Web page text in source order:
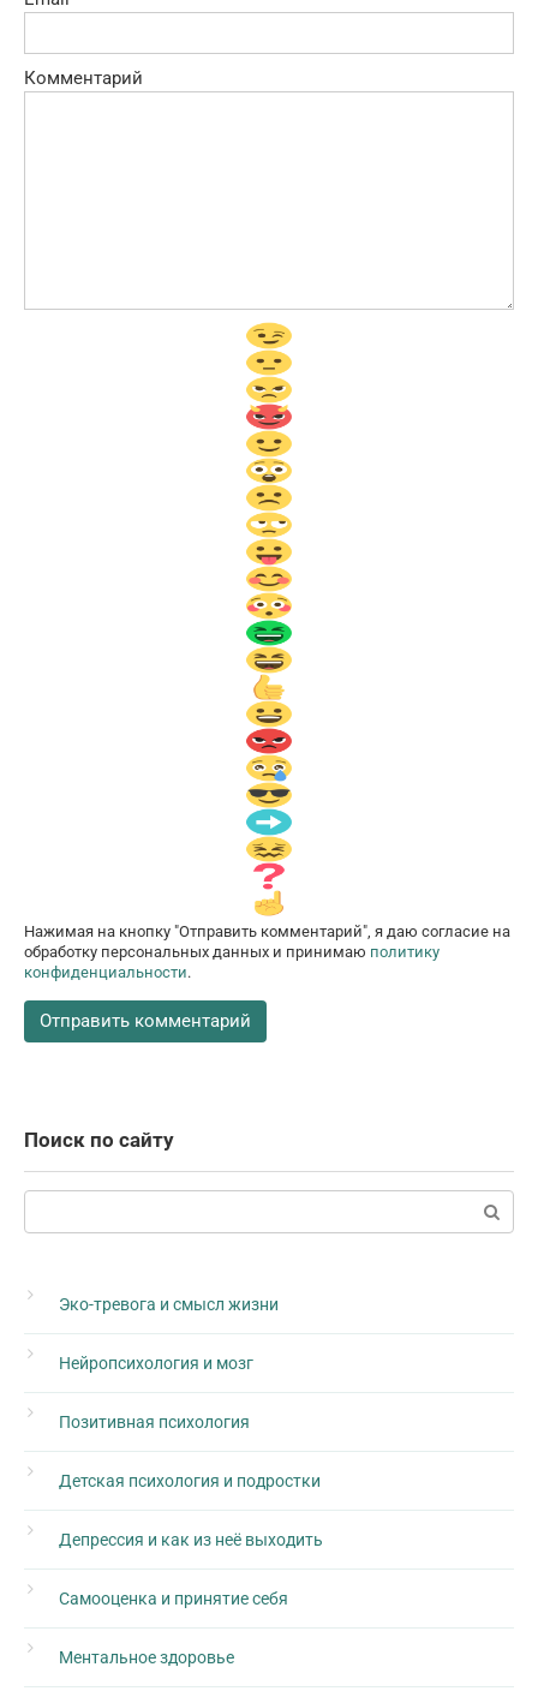
Комментарий
Нажимая на кнопку "Отправить комментарий", я даю согласие на
обработку персональных данных и принимаю политику
конфиденциальности.
Поиск по сайту
Эко-тревога и смысл жизни
Нейропсихология и мозг
Позитивная психология
Детская психология и подростки
Депрессия и как из неё выходить
Самооценка и принятие себя
Ментальное здоровье